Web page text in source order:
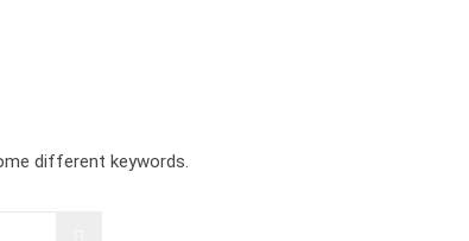
different keywords.